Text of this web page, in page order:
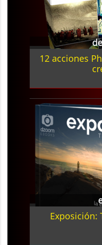
12 acciones
Exposición: